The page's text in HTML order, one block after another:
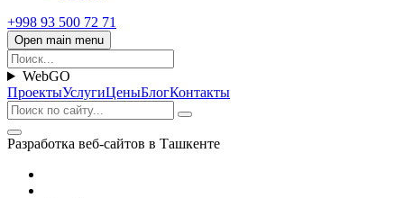
+998 93 500 72 71
Open main menu
WebGO
ПроектыУслугиЦеныБлогКонтакты
Разработка веб-сайтов в Ташкенте